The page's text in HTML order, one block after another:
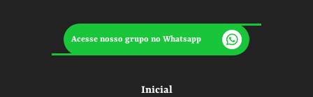
Acesse nosso grupo no Whatsapp
Inicial